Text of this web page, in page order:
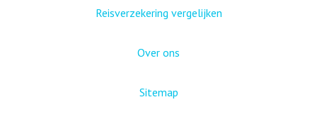
Reisverzekering vergelijken
Over ons
Sitemap